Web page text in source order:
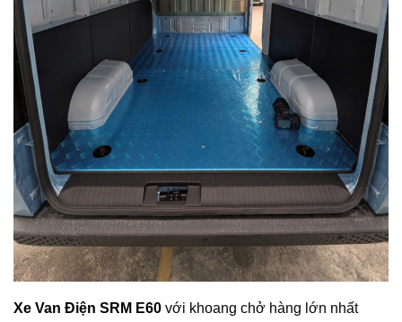
Xe Van Điện SRM E60 với khoang chở hàng lớn nhất